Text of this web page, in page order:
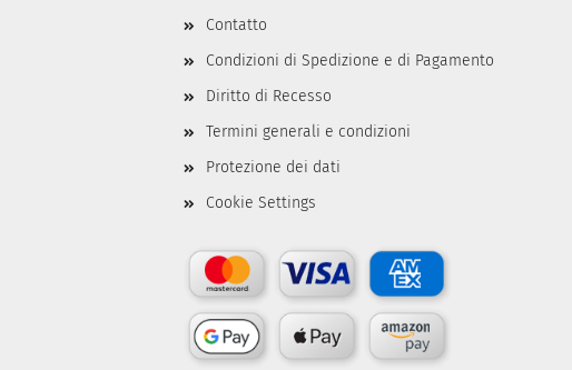
Contatto
Condizioni di Spedizione e di Pagamento
Diritto di Recesso
Termini generali e condizioni
Protezione dei dati
Cookie Settings